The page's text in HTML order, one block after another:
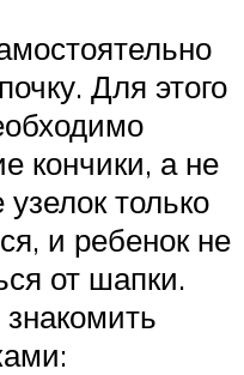
Для этого
кончики, а не
только
и ребенок не
от шапки.
знакомить